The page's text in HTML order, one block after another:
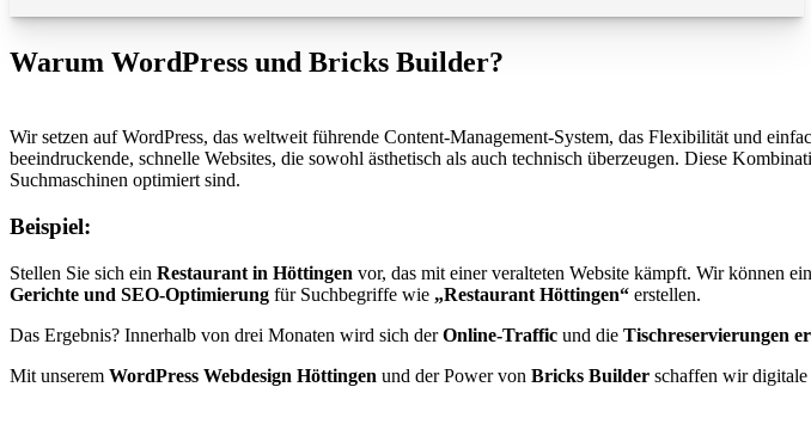
Warum WordPress und Bricks Builder?
Wir setzen auf WordPress, das weltweit führende Content-Management-System, das Flexibilität und
beeindruckende, schnelle Websites, die sowohl ästhetisch als auch technisch überzeugen. Diese
Suchmaschinen optimiert sind.
Beispiel:
Stellen Sie sich ein Restaurant in Höttingen vor, das mit einer veralteten Website kämpft. Wir können
Gerichte und SEO-Optimierung für Suchbegriffe wie „Restaurant Höttingen“ erstellen.
Das Ergebnis? Innerhalb von drei Monaten wird sich derOnline-Traffic und die Tischreservierungen
Mit unserem WordPress Webdesign Höttingen und der Power von Bricks Builder schaffen wir